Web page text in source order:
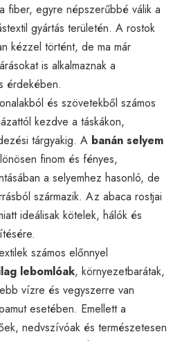
fiber, egyre népszerűbbé válik a
gyártás területén. A rostok
kézzel történt, de ma már
is alkalmaznak a
érdekében.
és szövetekből számos
kezdve a táskákon,
tárgyakig. A banán selyem
finom és fényes,
a selyemhez hasonló, de
származik. Az abaca rostjai
ideálisak kötelek, hálók és
számos előnnyel
lebomlóak, környezetbarátak,
vízre és vegyszerre van
esetében. Emellett a
nedvszívóak és természetesen